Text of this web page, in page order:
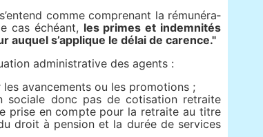
comme com­pre­nant la rému­né­ra­
cas échéant, les primes et indem­ni­tés
auquel s’appli­que le délai de carence."
admi­nis­tra­tive des agents :
les avancements ou les promotions ;
sociale donc pas de cotisation retraite
prise en compte pour la retraite au titre
droit à pension et la durée de services